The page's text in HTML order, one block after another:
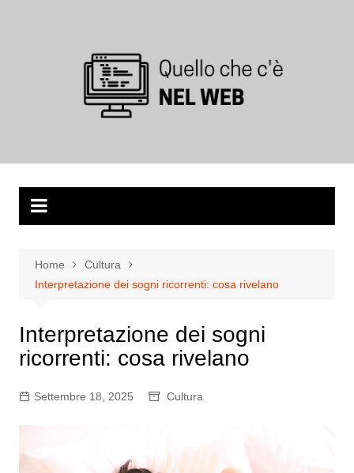
Home
Cultura
Interpretazione dei sogni ricorrenti: cosa rivelano
Interpretazione dei sogni
ricorrenti: cosa rivelano
Settembre 18, 2025 Cultura